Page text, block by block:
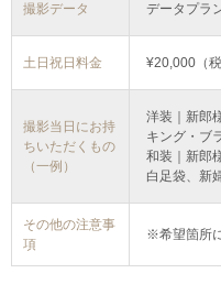
撮影データ データプラ
土日祝日料金 ¥20,000（
撮影当日にお持
ちいただくもの
（一例）
洋装｜新郎
キング・ブ
和装｜新郎
白足袋、新
その他の注意事
項
※希望箇所